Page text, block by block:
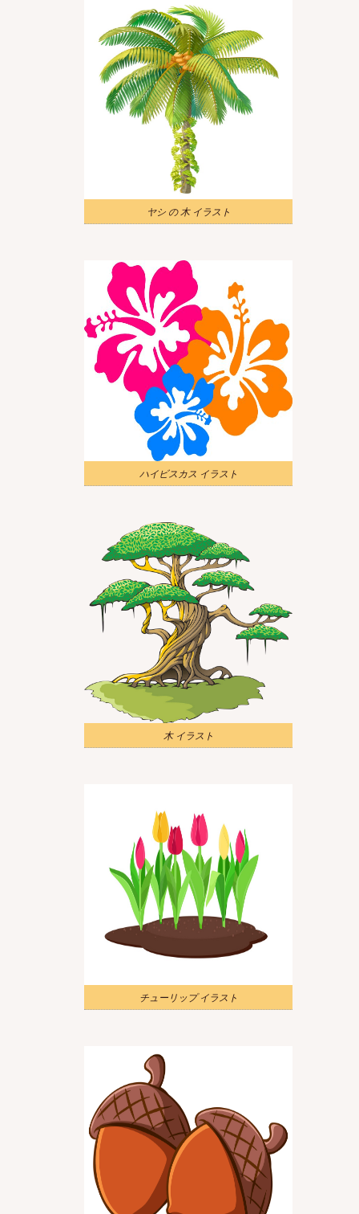
ヤシ の 木 イラスト
ハイビスカス イラスト
木 イラスト
チューリップ イラスト